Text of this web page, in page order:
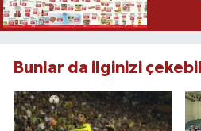
Bunlar da ilginizi